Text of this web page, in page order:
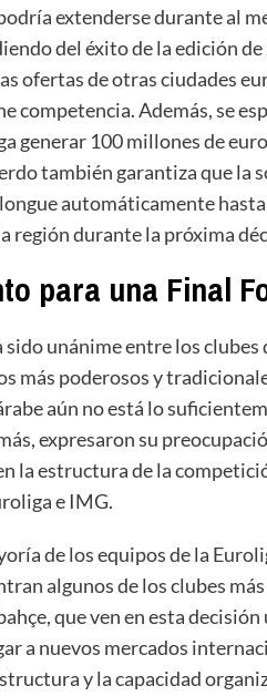
extenderse durante al
del éxito de la edición de
ofertas de otras ciudades
competencia. Además, se
generar 100 millones de
también garantiza que la
automáticamente
región durante la próxima
para una Final
unánime entre los
más poderosos y
aún no está lo
expresaron su
la estructura de la
e IMG.
de los equipos de la
algunos de los clubes
que ven en esta decisión
a nuevos mercados
y la capacidad